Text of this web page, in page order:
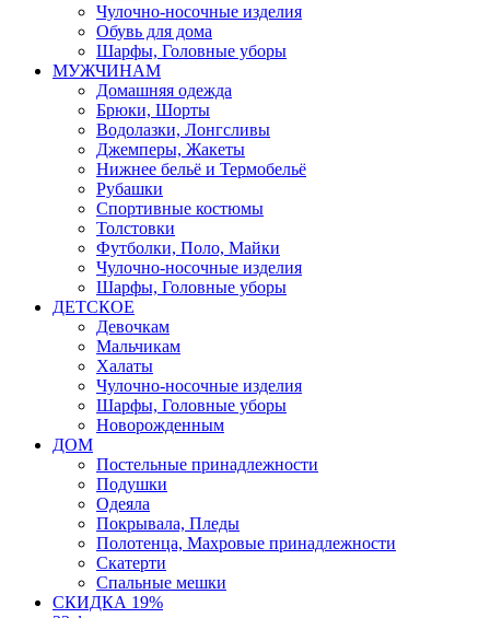
Чулочно-носочные изделия
Обувь для дома
Шарфы, Головные уборы
МУЖЧИНАМ
Домашняя одежда
Брюки, Шорты
Водолазки, Лонгсливы
Джемперы, Жакеты
Нижнее бельё и Термобельё
Рубашки
Спортивные костюмы
Толстовки
Футболки, Поло, Майки
Чулочно-носочные изделия
Шарфы, Головные уборы
ДЕТСКОЕ
Девочкам
Мальчикам
Халаты
Чулочно-носочные изделия
Шарфы, Головные уборы
Новорожденным
ДОМ
Постельные принадлежности
Подушки
Одеяла
Покрывала, Пледы
Полотенца, Махровые принадлежности
Скатерти
Спальные мешки
СКИДКА 19%